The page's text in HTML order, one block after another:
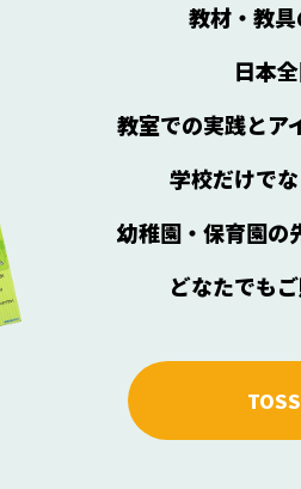
教材・教具
日本
教室での実践とア
学校だけで
幼稚園・保育園の
どなたでも